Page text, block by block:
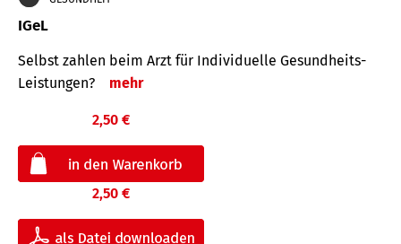
IGeL
Selbst zahlen beim Arzt für Indi­vidu­elle Gesund­heits-
Leis­tungen?
mehr
2,50 €
2,50 €